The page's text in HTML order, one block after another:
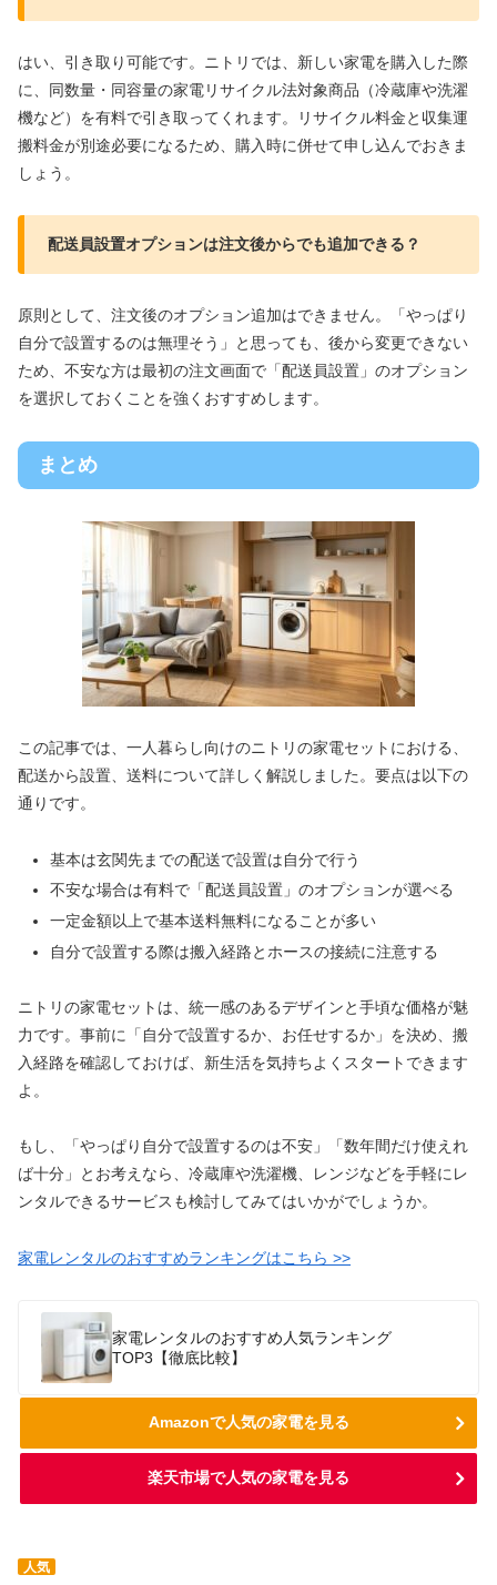
はい、引き取り可能です。ニトリでは、新しい家電を購入した際
に、同数量・同容量の家電リサイクル法対象商品（冷蔵庫や洗濯
機など）を有料で引き取ってくれます。リサイクル料金と収集運
搬料金が別途必要になるため、購入時に併せて申し込んでおきま
しょう。
配送員設置オプションは注文後からでも追加できる？
原則として、注文後のオプション追加はできません。「やっぱり
自分で設置するのは無理そう」と思っても、後から変更できない
ため、不安な方は最初の注文画面で「配送員設置」のオプション
を選択しておくことを強くおすすめします。
まとめ
この記事では、一人暮らし向けのニトリの家電セットにおける、
配送から設置、送料について詳しく解説しました。要点は以下の
通りです。
基本は玄関先までの配送で設置は自分で行う
不安な場合は有料で「配送員設置」のオプションが選べる
一定金額以上で基本送料無料になることが多い
自分で設置する際は搬入経路とホースの接続に注意する
ニトリの家電セットは、統一感のあるデザインと手頃な価格が魅
力です。事前に「自分で設置するか、お任せするか」を決め、搬
入経路を確認しておけば、新生活を気持ちよくスタートできます
よ。
もし、「やっぱり自分で設置するのは不安」「数年間だけ使えれ
ば十分」とお考えなら、冷蔵庫や洗濯機、レンジなどを手軽にレ
ンタルできるサービスも検討してみてはいかがでしょうか。
家電レンタルのおすすめランキングはこちら >>
家電レンタルのおすすめ人気ランキング
TOP3【徹底比較】
Amazonで人気の家電を見る
楽天市場で人気の家電を見る
人気